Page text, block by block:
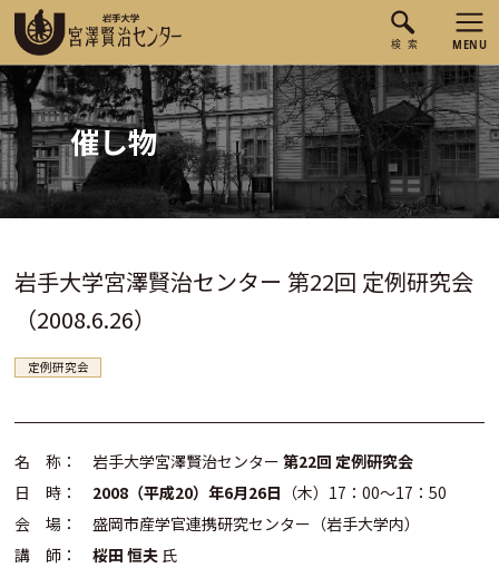
催し物
岩手大学宮澤賢治センター 第22回 定例研究会
（2008.6.26）
定例研究会
名 称： 岩手大学宮澤賢治センター第22回 定例研究会
日 時： 2008（平成20）年6月26日 （木）17：00～17：50
会 場： 盛岡市産学官連携研究センター（岩手大学内）
講 師：桜田 恒夫 氏